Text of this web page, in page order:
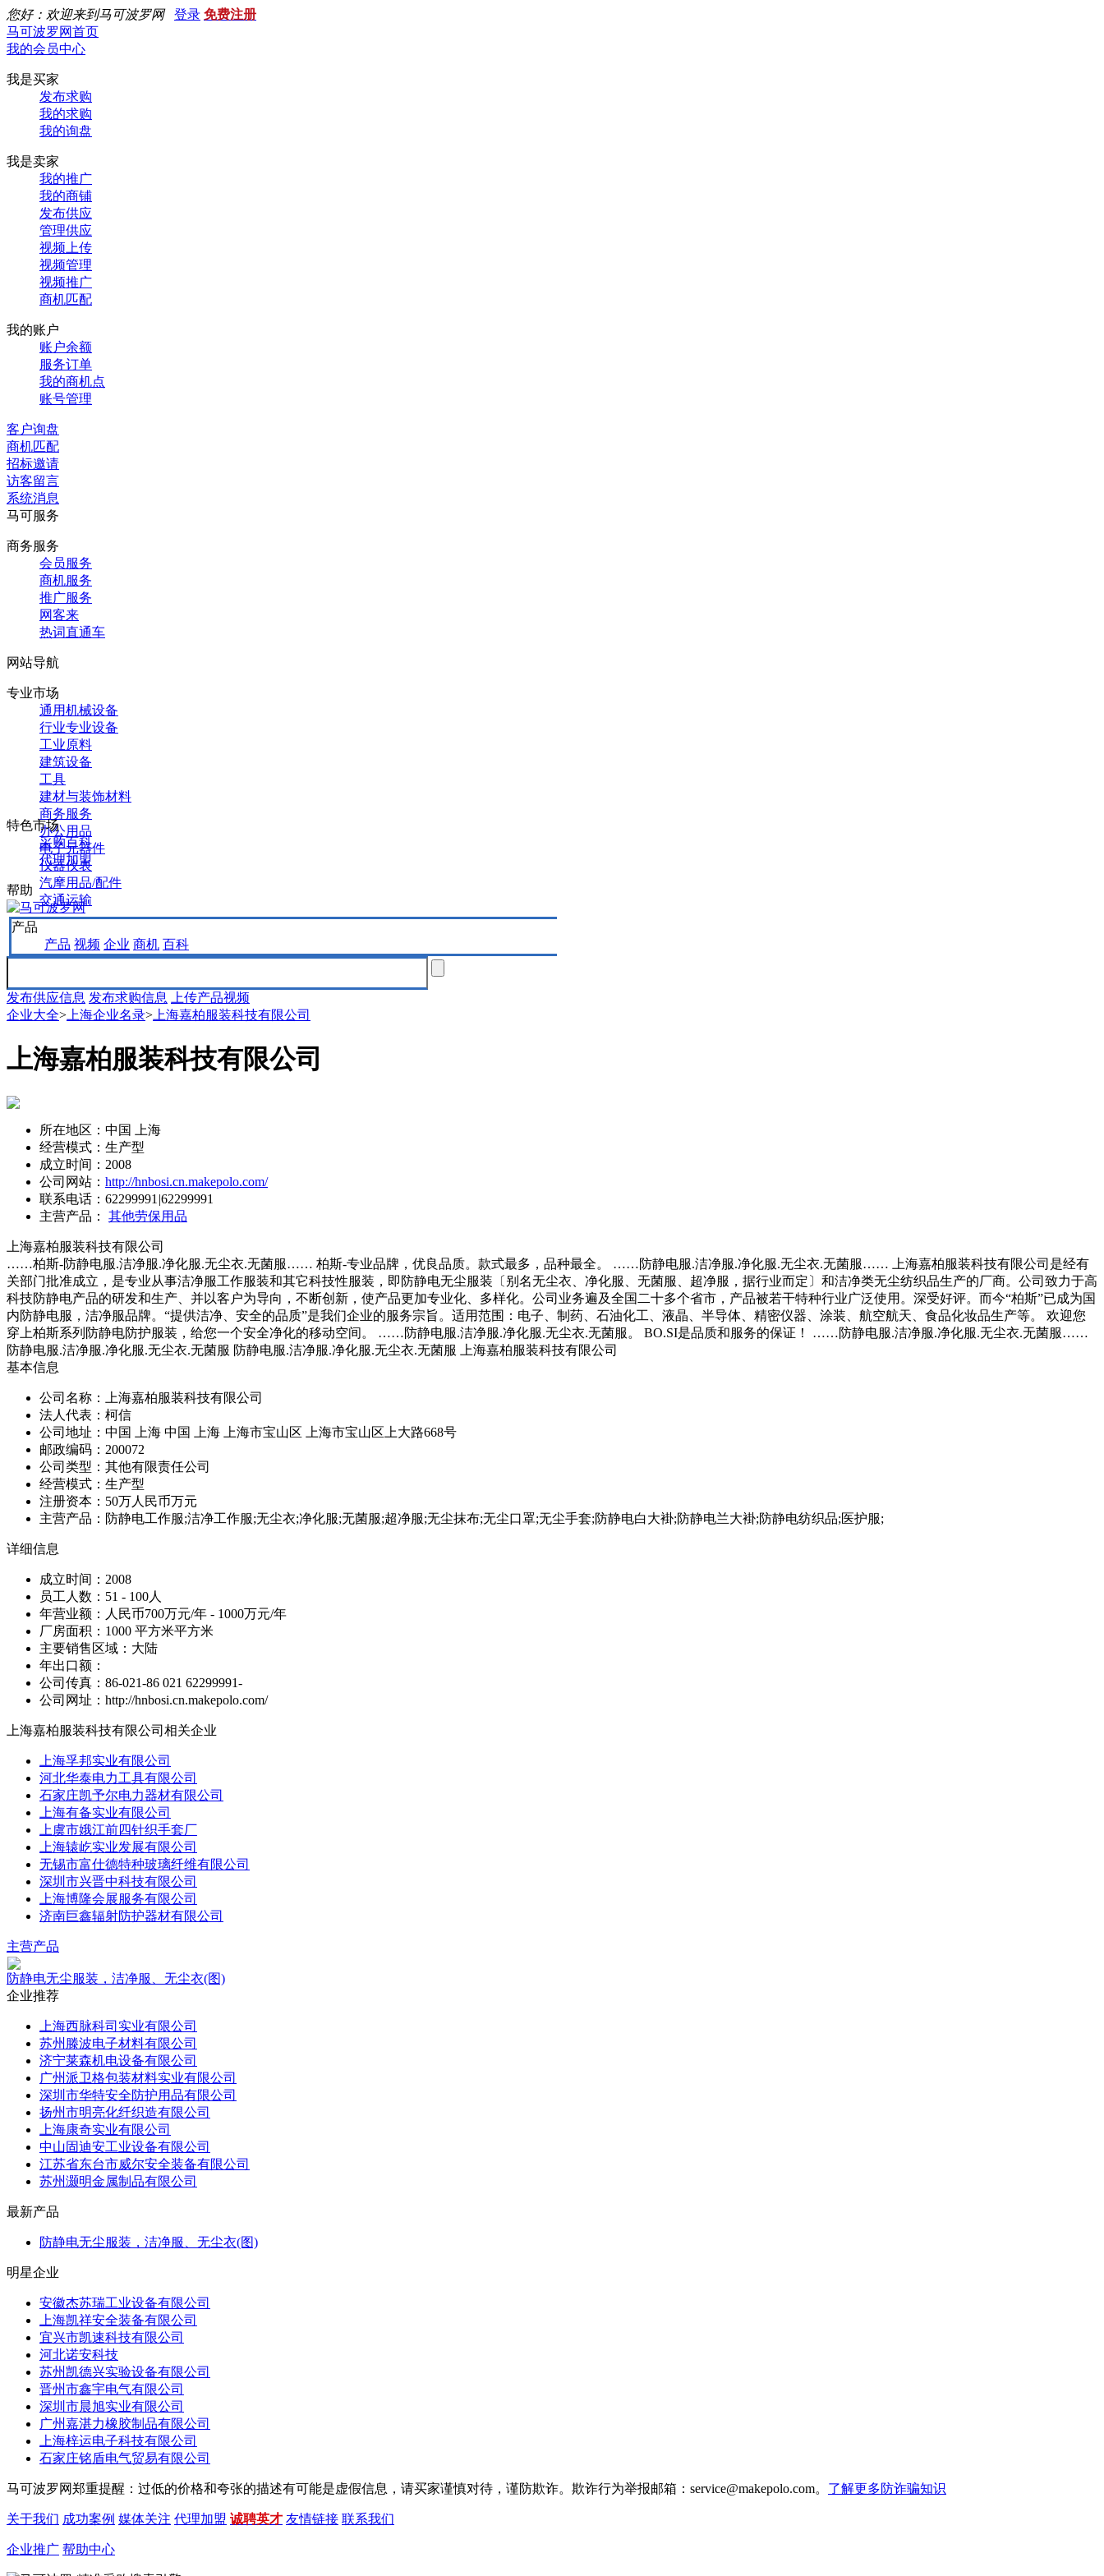
您好：欢迎来到马可波罗网 登录 免费注册
马可波罗网首页
我的会员中心
我是买家
发布求购
我的求购
我的询盘
我是卖家
我的推广
我的商铺
发布供应
管理供应
视频上传
视频管理
视频推广
商机匹配
我的账户
账户余额
服务订单
我的商机点
账号管理
客户询盘
商机匹配
招标邀请
访客留言
系统消息
马可服务
商务服务
会员服务
商机服务
推广服务
网客来
热词直通车
网站导航
专业市场
通用机械设备
行业专业设备
工业原料
建筑设备
工具
建材与装饰材料
商务服务
办公用品
电子元器件
仪器仪表
汽摩用品/配件
交通运输
特色市场
采购百科
代理加盟
帮助
产品
产品 视频 企业 商机 百科
发布供应信息 发布求购信息
上传产品视频
企业大全> 上海企业名录> 上海嘉柏服装科技有限公司
上海嘉柏服装科技有限公司
所在地区：中国 上海
经营模式：生产型
成立时间：2008
公司网站： http://hnbosi.cn.makepolo.com/
联系电话： 62299991 |62299991
主营产品： 其他劳保用品
上海嘉柏服装科技有限公司
……柏斯-防静电服.洁净服.净化服.无尘衣.无菌服…… 柏斯-专业品牌，优良品质。款式最多，品种最全。 ……防静电服.洁净服.净化服.无尘衣.无菌服…… 上海嘉柏服装科技有限公司是经有
关部门批准成立，是专业从事洁净服工作服装和其它科技性服装，即防静电无尘服装〔别名无尘衣、净化服、无菌服、超净服，据行业而定〕和洁净类无尘纺织品生产的厂商。公司致力于高
科技防静电产品的研发和生产、并以客户为导向，不断创新，使产品更加专业化、多样化。公司业务遍及全国二十多个省市，产品被若干特种行业广泛使用。深受好评。而今“柏斯”已成为国
内防静电服，洁净服品牌。“提供洁净、安全的品质”是我们企业的服务宗旨。适用范围：电子、制药、石油化工、液晶、半导体、精密仪器、涂装、航空航天、食品化妆品生产等。 欢迎您
穿上柏斯系列防静电防护服装，给您一个安全净化的移动空间。 ……防静电服.洁净服.净化服.无尘衣.无菌服。 BO.SI是品质和服务的保证！ ……防静电服.洁净服.净化服.无尘衣.无菌服……
防静电服.洁净服.净化服.无尘衣.无菌服 防静电服.洁净服.净化服.无尘衣.无菌服 上海嘉柏服装科技有限公司
基本信息
公司名称：上海嘉柏服装科技有限公司
法人代表：柯信
公司地址：中国 上海 中国 上海 上海市宝山区 上海市宝山区上大路668号
邮政编码：200072
公司类型：其他有限责任公司
经营模式：生产型
注册资本：50万人民币万元
主营产品：防静电工作服;洁净工作服;无尘衣;净化服;无菌服;超净服;无尘抹布;无尘口罩;无尘手套;防静电白大褂;防静电兰大褂;防静电纺织品;医护服;
详细信息
成立时间：2008
员工人数：51 - 100人
年营业额：人民币700万元/年 - 1000万元/年
厂房面积：1000 平方米平方米
主要销售区域：大陆
年出口额：
公司传真：86-021-86 021 62299991-
公司网址：http://hnbosi.cn.makepolo.com/
上海嘉柏服装科技有限公司相关企业
上海孚邦实业有限公司
河北华泰电力工具有限公司
石家庄凯予尔电力器材有限公司
上海有备实业有限公司
上虞市娥江前四针织手套厂
上海辕屹实业发展有限公司
无锡市富仕德特种玻璃纤维有限公司
深圳市兴晋中科技有限公司
上海博隆会展服务有限公司
济南巨鑫辐射防护器材有限公司
主营产品
防静电无尘服装，洁净服、无尘衣(图)
企业推荐
上海西脉科司实业有限公司
苏州滕波电子材料有限公司
济宁莱森机电设备有限公司
广州派卫格包装材料实业有限公司
深圳市华特安全防护用品有限公司
扬州市明亮化纤织造有限公司
上海康奇实业有限公司
中山固迪安工业设备有限公司
江苏省东台市威尔安全装备有限公司
苏州灏明金属制品有限公司
最新产品
防静电无尘服装，洁净服、无尘衣(图)
明星企业
安徽杰苏瑞工业设备有限公司
上海凯祥安全装备有限公司
宜兴市凯速科技有限公司
河北诺安科技
苏州凯德兴实验设备有限公司
晋州市鑫宇电气有限公司
深圳市晨旭实业有限公司
广州嘉湛力橡胶制品有限公司
上海梓运电子科技有限公司
石家庄铭盾电气贸易有限公司
马可波罗网郑重提醒：过低的价格和夸张的描述有可能是虚假信息，请买家谨慎对待，谨防欺诈。欺诈行为举报邮箱：service@makepolo.com。 了解更多防诈骗知识
关于我们 成功案例 媒体关注 代理加盟 诚聘英才 友情链接 联系我们
企业推广 帮助中心